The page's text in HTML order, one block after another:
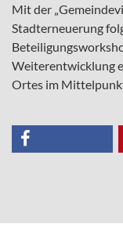
Mit der
Stadterneuerung
Weiterentwicklung
Ortes im